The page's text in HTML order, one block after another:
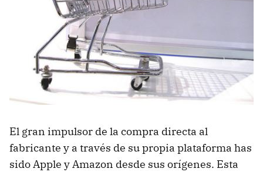
El gran impulsor de la compra directa al
fabricante y a través de su propia plataforma has
sido Apple y Amazon desde sus orígenes. Esta